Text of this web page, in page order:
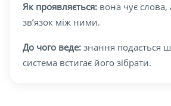
Як проявляється: вона чує слова,
зв’язок між ними.
До чого веде: знання подається
система встигає його зібрати.